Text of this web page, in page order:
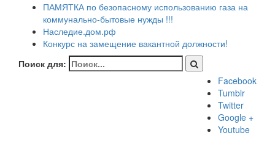
ПАМЯТКА по безопасному использованию газа на
коммунально-бытовые нужды !!!
Наследие.дом.рф
Конкурс на замещение вакантной должности!
Поиск для:
Facebook
Tumblr
Twitter
Google +
Youtube